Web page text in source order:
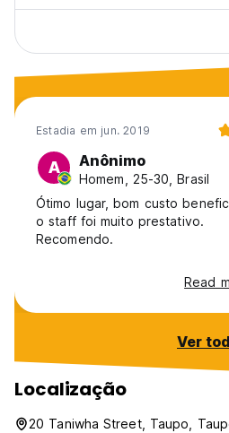
Estadia em jun. 2019
A Anônimo
Homem, 25-30, Brasil
Ótimo lugar, bom custo
o staff foi muito prestativo.
Recomendo.
Read
Ver
Localização
20 Taniwha Street, Taupo,